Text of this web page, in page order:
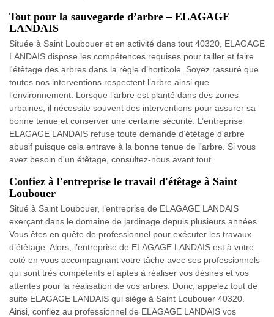
Tout pour la sauvegarde d’arbre – ELAGAGE
LANDAIS
Située à Saint Loubouer et en activité dans tout 40320, ELAGAGE
LANDAIS dispose les compétences requises pour tailler et faire
l'étêtage des arbres dans la règle d’horticole. Soyez rassuré que
toutes nos interventions respectent l’arbre ainsi que
l’environnement. Lorsque l’arbre est planté dans des zones
urbaines, il nécessite souvent des interventions pour assurer sa
bonne tenue et conserver une certaine sécurité. L’entreprise
ELAGAGE LANDAIS refuse toute demande d’étêtage d'arbre
abusif puisque cela entrave à la bonne tenue de l'arbre. Si vous
avez besoin d'un étêtage, consultez-nous avant tout.
Confiez à l'entreprise le travail d'étêtage à Saint
Loubouer
Situé à Saint Loubouer, l’entreprise de ELAGAGE LANDAIS
exerçant dans le domaine de jardinage depuis plusieurs années.
Vous êtes en quête de professionnel pour exécuter les travaux
d’étêtage. Alors, l’entreprise de ELAGAGE LANDAIS est à votre
coté en vous accompagnant votre tâche avec ses professionnels
qui sont très compétents et aptes à réaliser vos désires et vos
attentes pour la réalisation de vos arbres. Donc, appelez tout de
suite ELAGAGE LANDAIS qui siège à Saint Loubouer 40320.
Ainsi, confiez au professionnel de ELAGAGE LANDAIS vos